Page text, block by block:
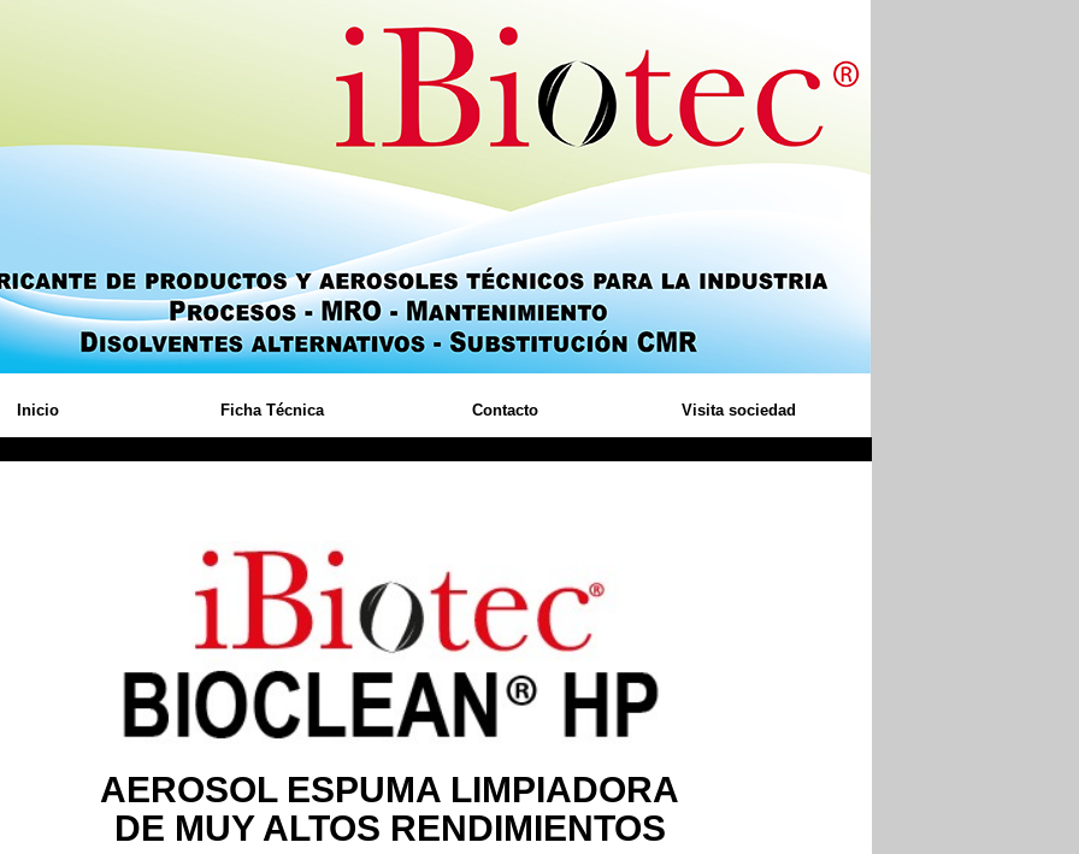
Inicio Ficha Técnica Contacto Visita sociedad
AEROSOL ESPUMA LIMPIADORA
DE MUY ALTOS RENDIMIENTOS